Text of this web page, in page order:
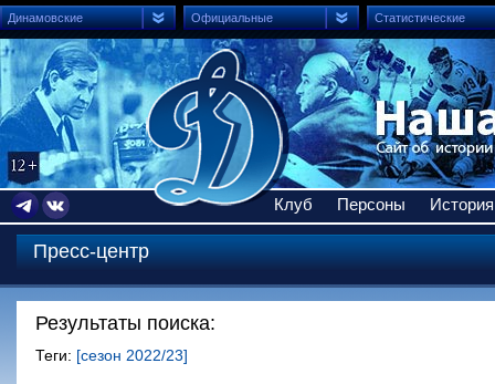
Динамовские Официальные Статистические
Клуб Персоны История
Пресс-центр
Результаты поиска:
Теги: [сезон 2022/23]